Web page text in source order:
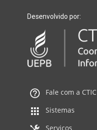
Desenvolvido por:
Fale com a CTIC
Sistemas
Serviços